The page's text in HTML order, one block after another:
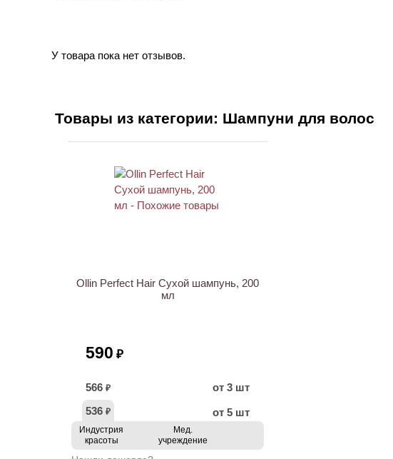
У товара пока нет отзывов.
Товары из категории: Шампуни для волос
Ollin Perfect Hair Сухой шампунь, 200
мл
590 ₽
566 ₽
от 3 шт
536 ₽ от 5 шт
Индустрия
красоты
Мед.
учреждение